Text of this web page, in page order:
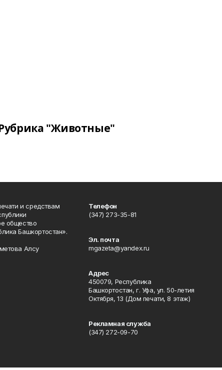
"Животные"
и средствам
общество
Башкортостан».
Алсу
Телефон
(347) 273-35-81
Эл. почта
mgazeta@yandex.ru
Адрес
450079, Республика
Башкортостан, г. Уфа, ул. 50-летия
Октября, 13 (Дом печати, 8 этаж)
Рекламная служба
(347) 272-09-70